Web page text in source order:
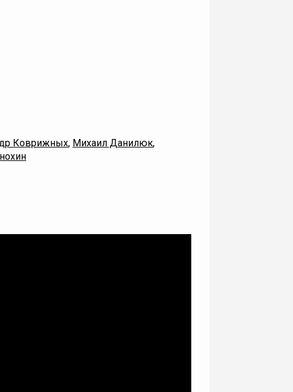
Коврижных, Михаил Данилюк,